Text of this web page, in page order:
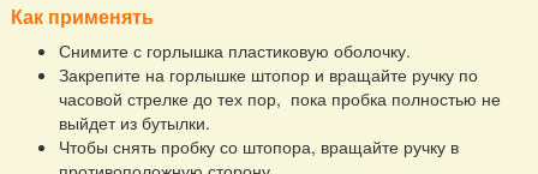
Как применять
Снимите с горлышка пластиковую оболочку.
Закрепите на горлышке штопор и вращайте ручку по
часовой стрелке до тех пор, пока пробка полностью не
выйдет из бутылки.
Чтобы снять пробку со штопора, вращайте ручку в